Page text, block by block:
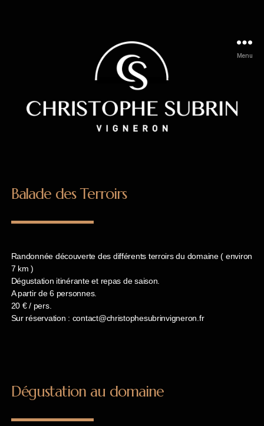
Menu
Balade des Terroirs
Randonnée découverte des différents terroirs du domaine ( environ
7 km )
Dégustation itinérante et repas de saison.
A partir de 6 personnes.
20 € / pers.
Sur réservation : contact@christophesubrinvigneron.fr
Dégustation au domaine